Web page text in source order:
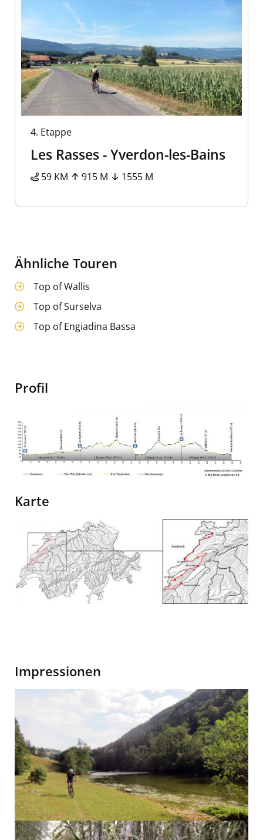
4. Etappe
Les Rasses - Yverdon-les-Bains
59 KM 915 M 1555 M
Ähnliche Touren
Top of Wallis
Top of Surselva
Top of Engiadina Bassa
Profil
of
Jura,
Ursanne
Yverdon,
Profil
Karte
Impressionen